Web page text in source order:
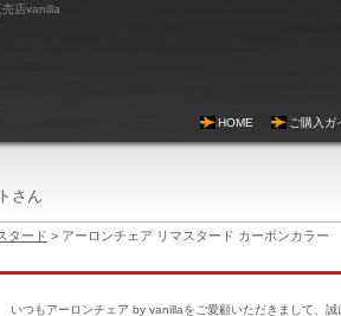
店vanilla
HOME ご購入ガ
さん
タード > アーロンチェア リマスタード カーボンカラー
いつもアーロンチェア by vanillaをご愛顧いただきまして、誠